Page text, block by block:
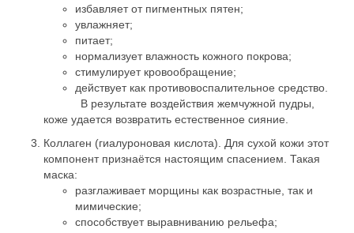
избавляет от пигментных пятен;
увлажняет;
питает;
нормализует влажность кожного покрова;
стимулирует кровообращение;
действует как противовоспалительное средство.
В результате воздействия жемчужной пудры,
коже удается возвратить естественное сияние.
Коллаген (гиалуроновая кислота). Для сухой кожи этот
компонент признаётся настоящим спасением. Такая
маска:
разглаживает морщины как возрастные, так и
мимические;
способствует выравниванию рельефа;